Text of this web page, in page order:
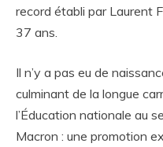
record établi par Laurent
37 ans.
Il n’y a pas eu de
culminant de la longue
l’Éducation nationale au
Macron : une promotion